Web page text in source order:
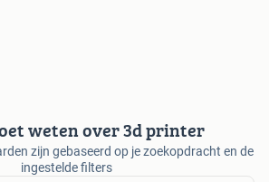
weten over 3d printer
zijn gebaseerd op je zoekopdracht en de
ingestelde filters